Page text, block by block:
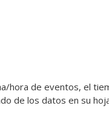
hora de eventos, el
de los datos en su